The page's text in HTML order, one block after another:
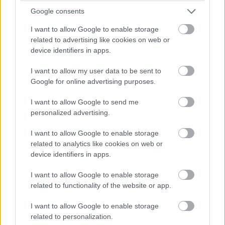
Google consents
I want to allow Google to enable storage
related to advertising like cookies on web or
device identifiers in apps.
I want to allow my user data to be sent to
Google for online advertising purposes.
I want to allow Google to send me
personalized advertising.
I want to allow Google to enable storage
related to analytics like cookies on web or
device identifiers in apps.
I want to allow Google to enable storage
related to functionality of the website or app.
I want to allow Google to enable storage
related to personalization.
Steve Ballmer bemutatta a
Windows Phone 7-et
Computerworld |2010 február 15. 16:25
A Microsoft következő generációs mobil
online szolgáltatások integrációjára fektették
a hangsúlyt. Az első Windows Phone 7